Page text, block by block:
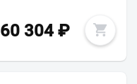
60 304 ₽